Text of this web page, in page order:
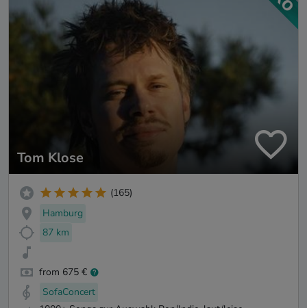
Tom Klose
(165)
Hamburg
87 km
from 675 €
SofaConcert